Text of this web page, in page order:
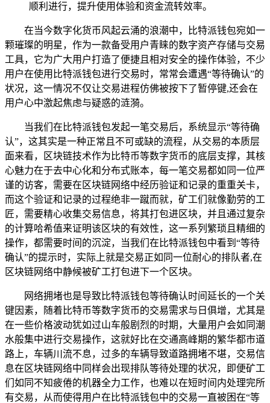
顺利进行，提升使用体验和资金流转效率。
在当今数字化货币风起云涌的浪潮中，比特派钱包宛如一
颗璀璨的明星，作为一款备受用户青睐的数字资产存储与交易
工具，它为广大用户打造了便捷且相对安全的操作体验，不少
用户在使用比特派钱包进行交易时，常常会遭遇“等待确认”的
状况，这一情况不仅让交易进程仿佛被按下了暂停键,还会在
用户心中激起焦虑与疑惑的涟漪。
当我们在比特派钱包发起一笔交易后，系统显示“等待确
认”，这其实是一种正常且不可或缺的流程，从交易的本质层
面来看，区块链技术作为比特币等数字货币的底层支撑，其核
心魅力在于去中心化和分布式账本，每一笔交易都如同一位严
谨的访客，需要在区块链网络中经历验证和记录的重重关卡，
而这个验证和记录的过程绝非一蹴而就，矿工们就像勤劳的工
匠，需要精心收集交易信息，将其打包进区块，并且通过复杂
的计算哈希值来证明该区块的有效性，这一系列繁琐且精细的
操作，都需要时间的沉淀，当我们在比特派钱包中看到“等待
确认”的提示时，实际上就是交易正如同一位耐心的排队者,在
区块链网络中静候被矿工打包进下一个区块。
网络拥堵也是导致比特派钱包等待确认时间延长的一个关
键因素，随着比特币等数字货币的交易需求与日俱增，尤其是
在一些价格波动犹如过山车般剧烈的时期，大量用户会如同潮
水般集中进行交易操作，这就好比在交通高峰期的繁华都市道
路上，车辆川流不息，过多的车辆导致道路拥堵不堪，交易信
息在区块链网络中同样会出现排队等待处理的状况，即便矿工
们如同不知疲倦的机器全力工作，也难以在短时间内处理完所
有交易，从而使得用户在比特派钱包中的交易一直被困在“等